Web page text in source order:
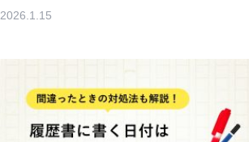
2026.1.15